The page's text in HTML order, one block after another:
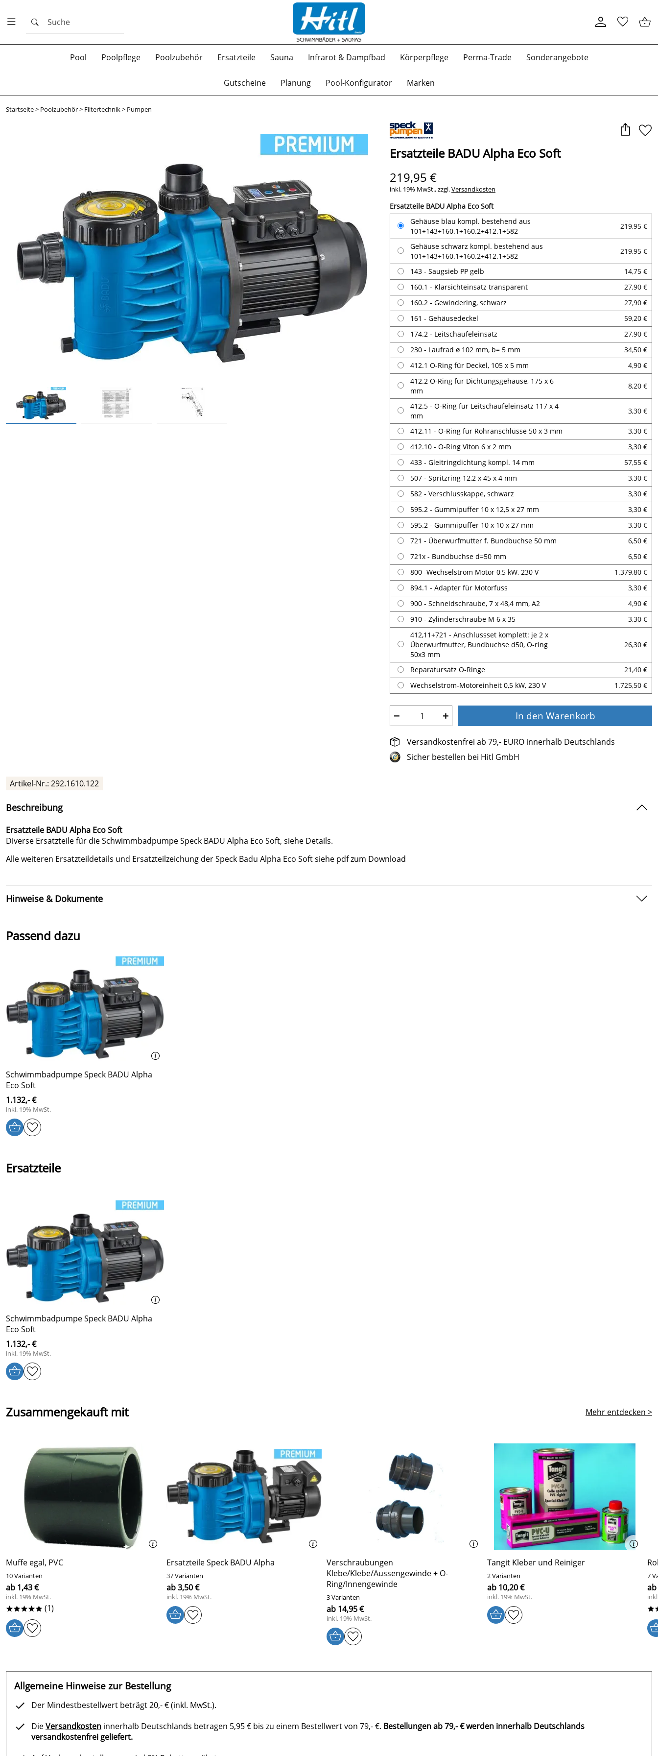
Suche
Pool Poolpflege Poolzubehör Ersatzteile Sauna Infrarot & Dampfbad Körperpflege Perma-Trade Sonderangebote
Gutscheine Planung Pool-Konfigurator Marken
Startseite> Poolzubehör> Filtertechnik> Pumpen
Ersatzteile BADU Alpha Eco Soft
219,95 €
inkl. 19% MwSt., zzgl.Versandkosten
Ersatzteile BADU Alpha Eco Soft
Gehäuse blau kompl. bestehend aus
101+143+160.1+160.2+412.1+582
219,95 €
Gehäuse schwarz kompl. bestehend aus
101+143+160.1+160.2+412.1+582
219,95 €
143 - Saugsieb PP gelb
14,75 €
160.1 - Klarsichteinsatz transparent
27,90 €
160.2 - Gewindering, schwarz
27,90 €
161 - Gehäusedeckel
59,20 €
174.2 - Leitschaufeleinsatz
27,90 €
230 - Laufrad ø 102 mm, b= 5 mm
34,50 €
412.1 O-Ring für Deckel, 105 x 5 mm
4,90 €
412.2 O-Ring für Dichtungsgehäuse, 175 x 6
mm
8,20 €
412.5 - O-Ring für Leitschaufeleinsatz 117 x 4
mm
3,30 €
412.11 - O-Ring für Rohranschlüsse 50 x 3 mm
3,30 €
412.10 - O-Ring Viton 6 x 2 mm
3,30 €
433 - Gleitringdichtung kompl. 14 mm
57,55 €
507 - Spritzring 12,2 x 45 x 4 mm
3,30 €
582 - Verschlusskappe, schwarz
3,30 €
595.2 - Gummipuffer 10 x 12,5 x 27 mm
3,30 €
595.2 - Gummipuffer 10 x 10 x 27 mm
3,30 €
721 - Überwurfmutter f. Bundbuchse 50 mm
6,50 €
721x - Bundbuchse d=50 mm
6,50 €
800 -Wechselstrom Motor 0,5 kW, 230 V
1.379,80 €
894.1 - Adapter für Motorfuss
3,30 €
900 - Schneidschraube, 7 x 48,4 mm, A2
4,90 €
910 - Zylinderschraube M 6 x 35
3,30 €
412,11+721 - Anschlussset komplett: je 2 x
Überwurfmutter, Bundbuchse d50, O-ring
50x3 mm
26,30 €
Reparatursatz O-Ringe
21,40 €
Wechselstrom-Motoreinheit 0,5 kW, 230 V
1.725,50 €
− + In den Warenkorb
Versandkostenfrei ab 79,- EURO innerhalb Deutschlands
Sicher bestellen bei Hitl GmbH
Artikel-Nr.: 292.1610.122
Beschreibung
Ersatzteile BADU Alpha Eco Soft
Diverse Ersatzteile für die Schwimmbadpumpe Speck BADU Alpha Eco Soft, siehe Details.
Alle weiteren Ersatzteildetails und Ersatzteilzeichung der Speck Badu Alpha Eco Soft siehe pdf zum Download
Hinweise & Dokumente
Passend dazu
Schwimmbadpumpe Speck BADU Alpha
Eco Soft
1.132,- €
inkl. 19% MwSt.
Ersatzteile
Schwimmbadpumpe Speck BADU Alpha
Eco Soft
1.132,- €
inkl. 19% MwSt.
Zusammengekauft mit Mehr entdecken >
Muffe egal, PVC
10 Varianten
ab 1,43 €
inkl. 19% MwSt.
***** (1)
Ersatzteile Speck BADU Alpha
37 Varianten
ab 3,50 €
inkl. 19% MwSt.
Verschraubungen
Klebe/Klebe/Aussengewinde + O-
Ring/Innengewinde
3 Varianten
ab 14,95 €
inkl. 19% MwSt.
Tangit Kleber und Reiniger
2 Varianten
ab 10,20 €
inkl. 19% MwSt.
7
ab
Allgemeine Hinweise zur Bestellung
Der Mindestbestellwert beträgt 20,- € (inkl. MwSt.).
DieVersandkosten innerhalb Deutschlands betragen 5,95 € bis zu einem Bestellwert von 79,- €. Bestellungen ab 79,- € werden innerhalb Deutschlands
versandkostenfrei geliefert.